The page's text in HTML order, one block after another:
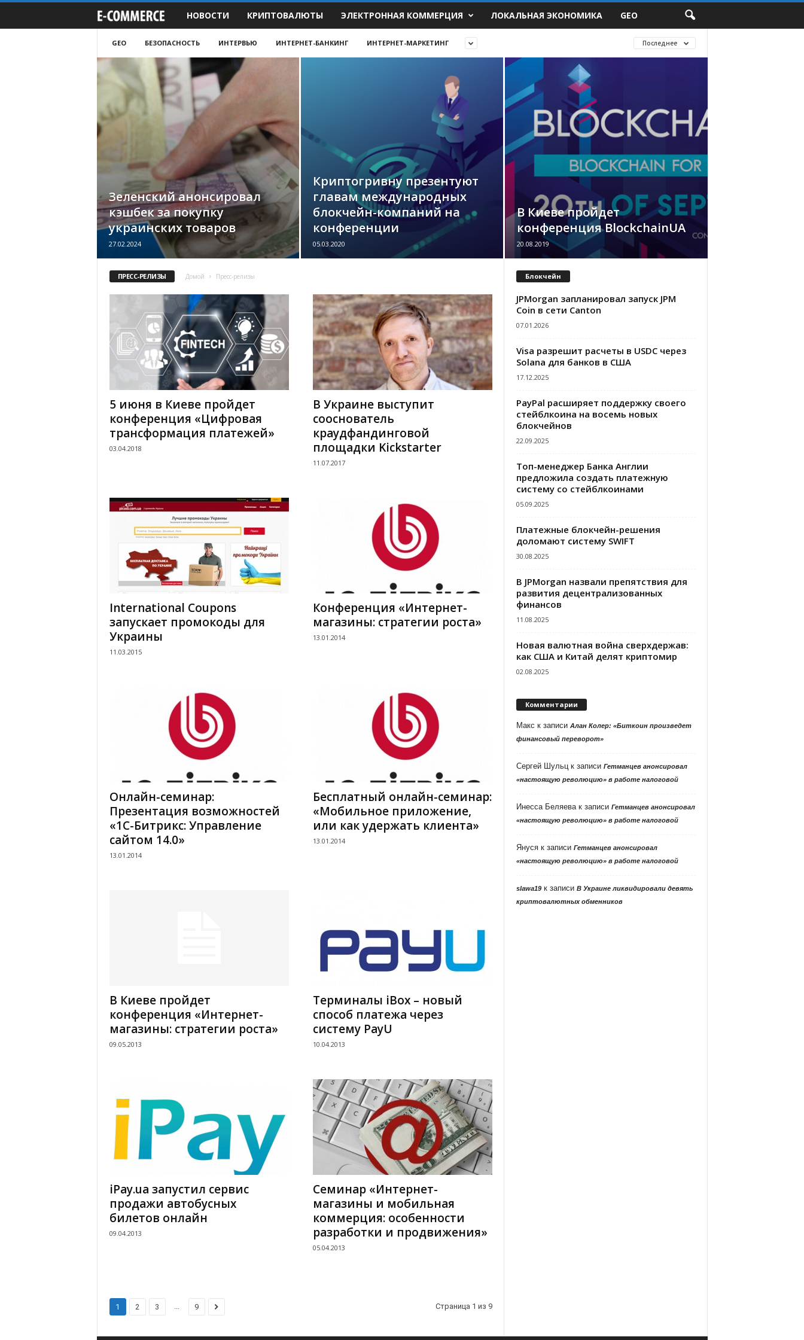
-
C
o
m
m
e
r
c
o
m
.
u
a
НОВОСТИ КРИПТОВАЛЮТЫ ЭЛЕКТРОННАЯ КОММЕРЦИЯ ЛОКАЛЬНАЯ ЭКОНОМИКА GEO
GEO БЕЗОПАСНОСТЬ ИНТЕРВЬЮ ИНТЕРНЕТ-БАНКИНГ ИНТЕРНЕТ-МАРКЕТИНГ Последнее
Зеленский анонсировал
кэшбек за покупку
украинских товаров
27.02.2024
Криптогривну презентуют
главам международных
блокчейн-компаний на
конференции
05.03.2020
В Киеве пройдет
конференция BlockchainUA
20.08.2019
ПРЕСС-РЕЛИЗЫ Домой Пресс-релизы
5 июня в Киеве пройдет
конференция «Цифровая
трансформация платежей»
03.04.2018
В Украине выступит
сооснователь
краудфандинговой
площадки Kickstarter
11.07.2017
International Coupons
запускает промокоды для
Украины
11.03.2015
Конференция «Интернет-
магазины: стратегии роста»
13.01.2014
Онлайн-семинар:
Презентация возможностей
«1С-Битрикс: Управление
сайтом 14.0»
13.01.2014
Бесплатный онлайн-семинар:
«Мобильное приложение,
или как удержать клиента»
13.01.2014
В Киеве пройдет
конференция «Интернет-
магазины: стратегии роста»
09.05.2013
Терминалы iBox – новый
способ платежа через
систему PayU
10.04.2013
iPay.ua запустил сервис
продажи автобусных
билетов онлайн
09.04.2013
Cеминар «Интернет-
магазины и мобильная
коммерция: особенности
разработки и продвижения»
05.04.2013
1 2 3 ... 9 Страница 1 из 9
Блокчейн
JPMorgan запланировал запуск JPM
Coin в сети Canton
07.01.2026
Visa разрешит расчеты в USDC через
Solana для банков в США
17.12.2025
PayPal расширяет поддержку своего
стейблкоина на восемь новых
блокчейнов
22.09.2025
Топ-менеджер Банка Англии
предложила создать платежную
систему со стейблкоинами
05.09.2025
Платежные блокчейн-решения
доломают систему SWIFT
30.08.2025
В JPMorgan назвали препятствия для
развития децентрализованных
финансов
11.08.2025
Новая валютная война сверхдержав:
как США и Китай делят криптомир
02.08.2025
Комментарии
Макс к записи Алан Колер: «Биткоин произведет
финансовый переворот»
Сергей Шульцк записи Гетманцев анонсировал
«настоящую революцию» в работе налоговой
Инесса Беляевак записи Гетманцев анонсировал
«настоящую революцию» в работе налоговой
Янусяк записи Гетманцев анонсировал
«настоящую революцию» в работе налоговой
slawa19к записи В Украине ликвидировали девять
криптовалютных обменников